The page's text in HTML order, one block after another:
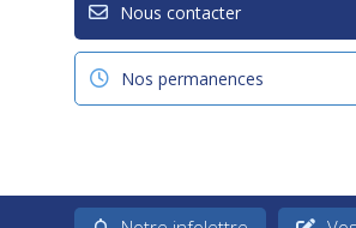
Nous contacter
Nos permanences